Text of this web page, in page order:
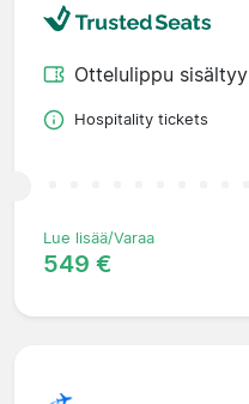
Ottelulippu sisältyy
Hospitality tickets
Lue lisää/Varaa
549 €